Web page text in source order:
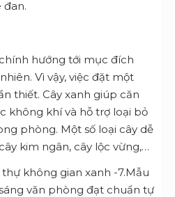
đan.
hướng tới mục đích
Vì vậy, việc đặt một
thiết. Cây xanh giúp căn
không khí và hỗ trợ loại bỏ
phòng. Một số loại cây dễ
kim ngân, cây lộc vừng,…